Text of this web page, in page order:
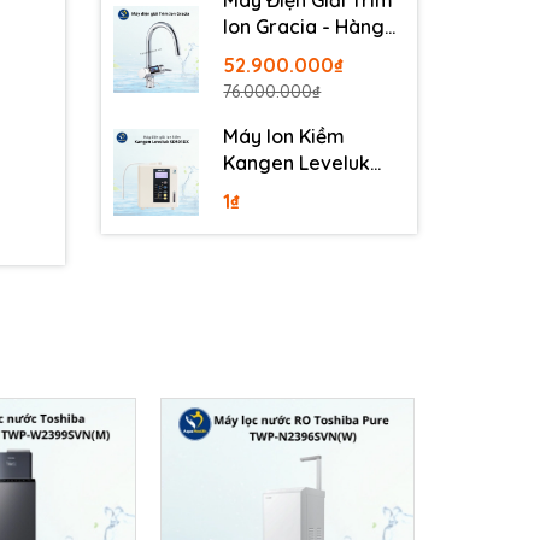
hồ
ấn
Ion Gracia - Hàng
Nội Địa Nhật
52.900.000₫
76.000.000₫
Máy Ion Kiềm
Kangen Leveluk
SD501DX
1₫